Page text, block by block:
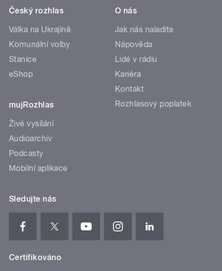
Český rozhlas
Válka na Ukrajině
Komunální volby
Stanice
eShop
mujRozhlas
Živé vysílání
Audioarchiv
Podcasty
Mobilní aplikace
O nás
Jak nás naladíte
Nápověda
Lidé v rádiu
Kariéra
Kontakt
Rozhlasový poplatek
Sledujte nás
Certifikováno